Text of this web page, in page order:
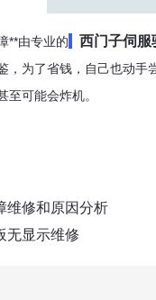
**由专业的 西门子伺服
，为了省钱，自己也动
可能会炸机。
维修和原因分析
无显示维修